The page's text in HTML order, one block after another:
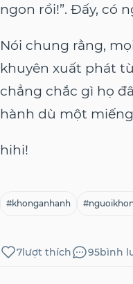
ngon rồi!”. Đấy, có
Nói chung rằng,
khuyên xuất phát
chẳng chắc gì họ
hành dù một
hihi!
#khonganhanh
7lượt thích 95bình